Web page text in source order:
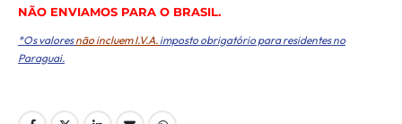
NÃO ENVIAMOS PARA O BRASIL.
*Os valoresnão incluem I.V.A. imposto obrigatório para residentes no
Paraguai.